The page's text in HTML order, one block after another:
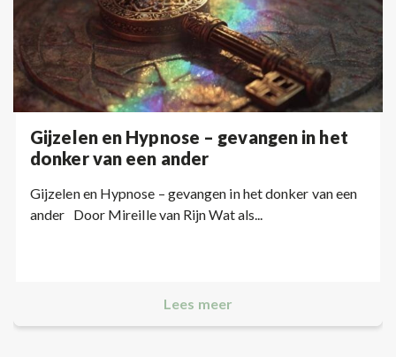
Gijzelen en Hypnose – gevangen in het
donker van een ander
Gijzelen en Hypnose – gevangen in het donker van een
ander Door Mireille van Rijn Wat als...
Lees meer